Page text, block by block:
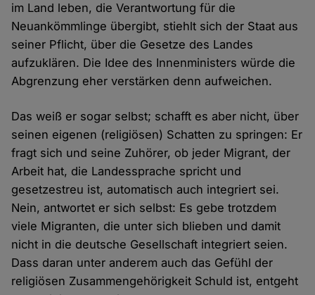
im Land leben, die Verantwortung für die
Neuankömmlinge übergibt, stiehlt sich der Staat aus
seiner Pflicht, über die Gesetze des Landes
aufzuklären. Die Idee des Innenministers würde die
Abgrenzung eher verstärken denn aufweichen.
Das weiß er sogar selbst; schafft es aber nicht, über
seinen eigenen (religiösen) Schatten zu springen: Er
fragt sich und seine Zuhörer, ob jeder Migrant, der
Arbeit hat, die Landessprache spricht und
gesetzestreu ist, automatisch auch integriert sei.
Nein, antwortet er sich selbst: Es gebe trotzdem
viele Migranten, die unter sich blieben und damit
nicht in die deutsche Gesellschaft integriert seien.
Dass daran unter anderem auch das Gefühl der
religiösen Zusammengehörigkeit Schuld ist, entgeht